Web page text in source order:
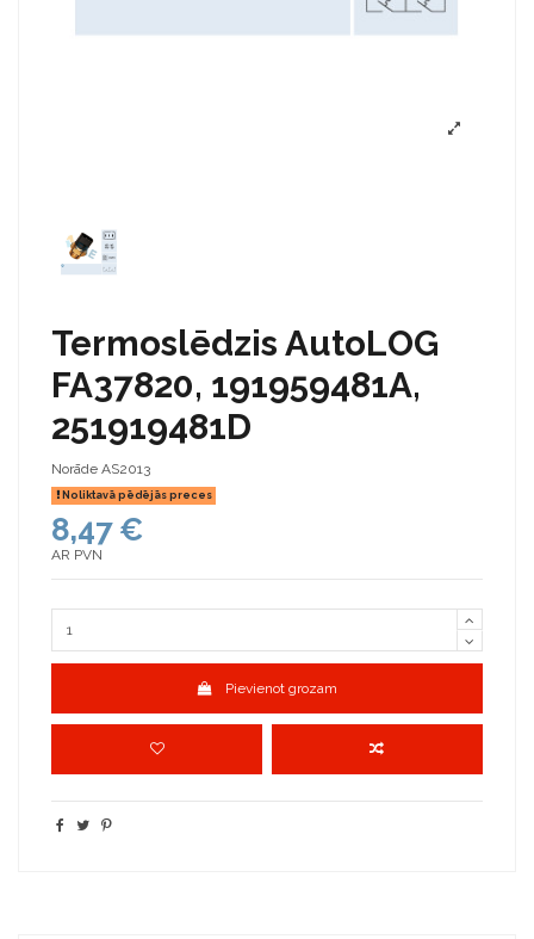
Termoslēdzis AutoLOG
FA37820, 191959481A,
251919481D
Norāde AS2013
Noliktavā pēdējās preces
8,47 €
AR PVN
Pievienot grozam